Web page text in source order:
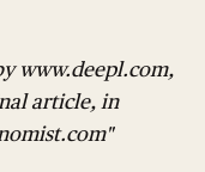
www.deepl.com,
article, in